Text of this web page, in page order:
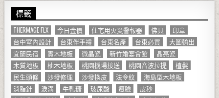
標籤
THERMAGE FLX 今日金價 住宅用火災警報器 佛具
印章
台中室內設計
台東伴手禮 台東名產 台東必買
大圖輸出
宜蘭民宿
實木地板 微晶瓷 新竹婚宴會館
晶亮瓷
木質地板
柚木地板 桃園機場接送 桃園音波拉提
植髮
民生頭條
沙發修理 沙發換皮 法令紋
海島型木地板
消脂針
淚溝 牛軋糖 玻尿酸 瘦臉
皮秒